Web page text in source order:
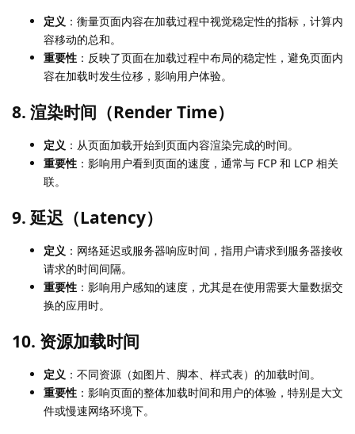
定义 ：衡量页面内容在加载过程中视觉稳定性的指标，计算内
容移动的总和。
重要性 ：反映了页面在加载过程中布局的稳定性，避免页面内
容在加载时发生位移，影响用户体验。
8. 渲染时间（Render Time）
定义 ：从页面加载开始到页面内容渲染完成的时间。
重要性 ：影响用户看到页面的速度，通常与 FCP 和 LCP 相关
联。
9. 延迟（Latency）
定义 ：网络延迟或服务器响应时间，指用户请求到服务器接收
请求的时间间隔。
重要性 ：影响用户感知的速度，尤其是在使用需要大量数据交
换的应用时。
10. 资源加载时间
定义 ：不同资源（如图片、脚本、样式表）的加载时间。
重要性 ：影响页面的整体加载时间和用户的体验，特别是大文
件或慢速网络环境下。